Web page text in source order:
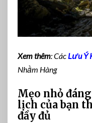
Xem thêm: Các Lưu Ý
Nhầm Hàng
Mẹo nhỏ
lịch của bạn
đầy đủ